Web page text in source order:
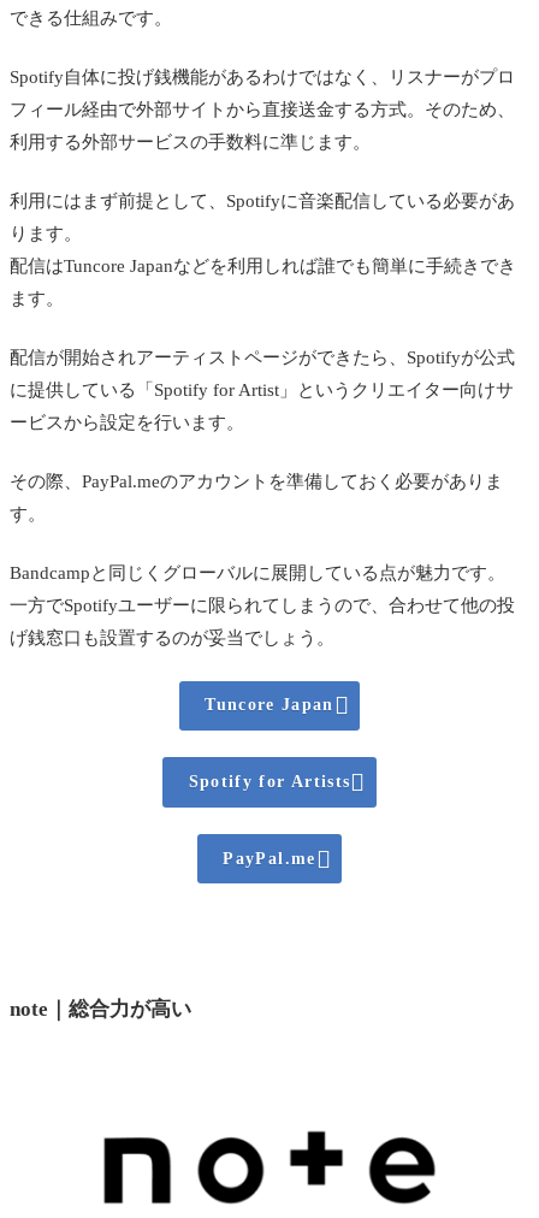
できる仕組みです。
Spotify自体に投げ銭機能があるわけではなく、リスナーがプロ
フィール経由で外部サイトから直接送金する方式。そのため、
利用する外部サービスの手数料に準じます。
利用にはまず前提として、Spotifyに音楽配信している必要があ
ります。
配信はTuncore Japanなどを利用しれば誰でも簡単に手続きでき
ます。
配信が開始されアーティストページができたら、Spotifyが公式
に提供している「Spotify for Artist」というクリエイター向けサ
ービスから設定を行います。
その際、PayPal.meのアカウントを準備しておく必要がありま
す。
Bandcampと同じくグローバルに展開している点が魅力です。
一方でSpotifyユーザーに限られてしまうので、合わせて他の投
げ銭窓口も設置するのが妥当でしょう。
Tuncore Japan 
Spotify for Artists 
PayPal.me 
note｜総合力が高い